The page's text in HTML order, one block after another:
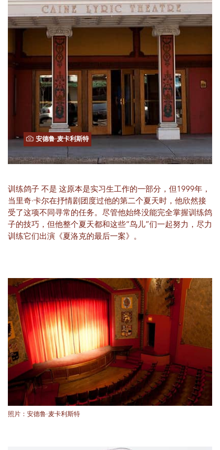
安德鲁·麦卡利斯特
训练鸽子 不是 这原本是实习生工作的一部分，但1999年，
当里奇·卡尔在抒情剧团度过他的第二个夏天时，他欣然接
受了这项不同寻常的任务。尽管他始终没能完全掌握训练鸽
子的技巧，但他整个夏天都和这些“鸟儿”们一起努力，尽力
训练它们出演《夏洛克的最后一案》。
照片：安德鲁·麦卡利斯特